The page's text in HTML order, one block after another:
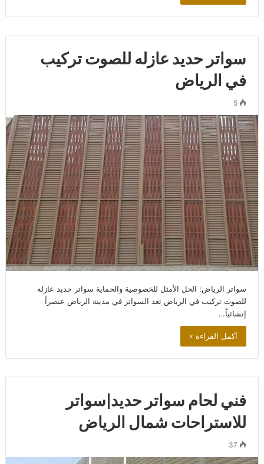
سواتر حديد عازله للصوت تركيب
في الرياض
5
سواتر الرياض: الحل الأمثل للخصوصية والحماية سواتر حديد عازله
للصوت تركيب في الرياض تعد السواتر في مدينة الرياض عنصراً
إنشائياً…
أكمل القراءة »
فني لحام سواتر حديد|سواتر
للاستراحات شمال الرياض
37